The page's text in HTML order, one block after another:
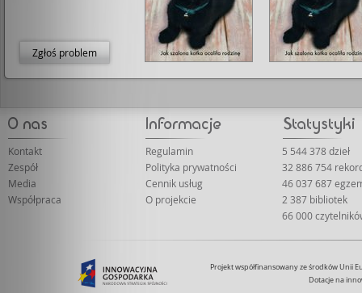
Zgłoś problem
Kontakt
Zespół
Media
Współpraca
Regulamin
Polityka prywatności
Cennik usług
O projekcie
5 544 378 dzieł
32 886 754
46 037 687
2 387 bibliotek
66 000
Projekt współfinansowany ze środków Unii
Dotacje na